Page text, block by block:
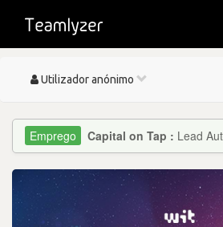
Toggle
Utilizador anónimo
Capital on Tap : Lead